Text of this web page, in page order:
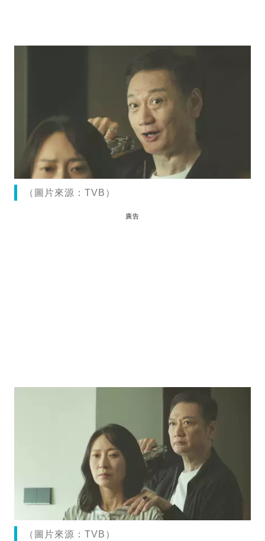
（圖片來源：TVB）
廣告
（圖片來源：TVB）